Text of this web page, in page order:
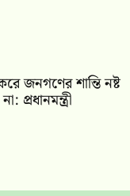
করে জনগণের শান্তি নষ্ট
প্রধানমন্ত্রী